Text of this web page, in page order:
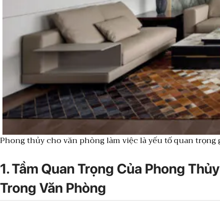
Phong thủy cho văn phòng làm việc là yếu tố quan
1. Tầm Quan Trọng Của Phong Thủy
Trong Văn Phòng